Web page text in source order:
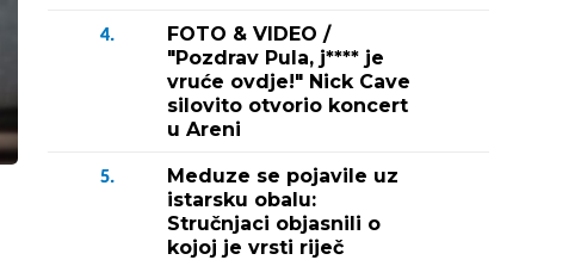
4.
FOTO & VIDEO /
"Pozdrav Pula, j**** je
vruće ovdje!" Nick Cave
silovito otvorio koncert
u Areni
5.
Meduze se pojavile uz
istarsku obalu:
Stručnjaci objasnili o
kojoj je vrsti riječ